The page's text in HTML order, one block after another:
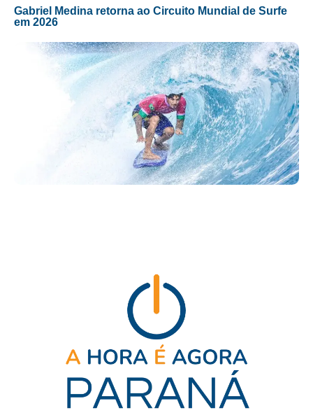
Gabriel Medina retorna ao Circuito Mundial de Surfe
em 2026